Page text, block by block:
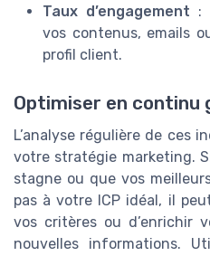
Taux d’engagement :
vos contenus, emails
profil client.
Optimiser en continu
L’analyse régulière de ces
votre stratégie marketing.
stagne ou que vos
pas à votre ICP idéal, il
vos critères ou d’enrichir
nouvelles informations.